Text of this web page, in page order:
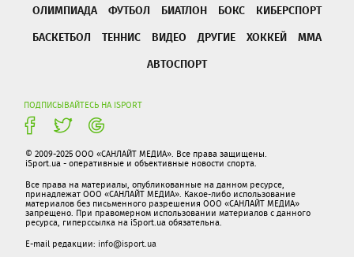
ОЛИМПИАДА ФУТБОЛ БИАТЛОН БОКС
КИБЕРСПОРТ
БАСКЕТБОЛ
ТЕННИС ВИДЕО ДРУГИЕ ХОККЕЙ
ММА
АВТОСПОРТ
ПОДПИСЫВАЙТЕСЬ НА ISPORT
© 2009-2025 ООО «САНЛАЙТ МЕДИА». Все права защищены.
iSport.ua - оперативные и объективные новости спорта.
Все права на материалы, опубликованные на данном ресурсе,
принадлежат ООО «САНЛАЙТ МЕДИА». Какое-либо использование
материалов без письменного разрешения ООО «САНЛАЙТ МЕДИА»
запрещено. При правомерном использовании материалов с данного
ресурса, гиперссылка на iSport.ua обязательна.
E-mail редакции: info@isport.ua